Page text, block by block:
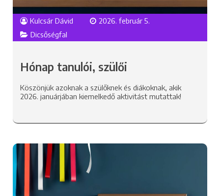
Kulcsár Dávid
2026. február 5.
Dicsőségfal
Hónap tanulói, szülői
Köszönjük azoknak a szülőknek és diákoknak, akik
2026. januárjában kiemelkedő aktivitást mutattak!